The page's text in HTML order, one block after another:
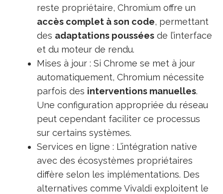
reste propriétaire, Chromium offre un
accès complet à son code, permettant
des adaptations poussées de l’interface
et du moteur de rendu.
Mises à jour : Si Chrome se met à jour
automatiquement, Chromium nécessite
parfois des interventions manuelles.
Une configuration appropriée du réseau
peut cependant faciliter ce processus
sur certains systèmes.
Services en ligne : L’intégration native
avec des écosystèmes propriétaires
diffère selon les implémentations. Des
alternatives comme Vivaldi exploitent le